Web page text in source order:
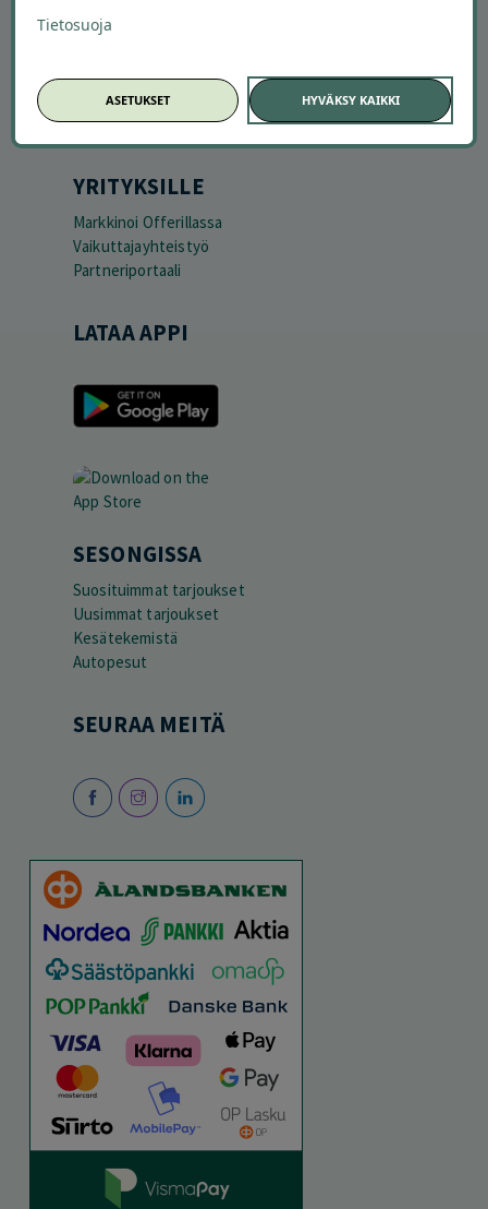
Tilaa uutiskirje
Offerilla mediassa
YRITYKSILLE
Markkinoi Offerillassa
Vaikuttajayhteistyö
Partneriportaali
LATAA APPI
SESONGISSA
Suosituimmat tarjoukset
Uusimmat tarjoukset
Kesätekemistä
Autopesut
SEURAA MEITÄ
Tietosuoja
ASETUKSET HYVÄKSY KAIKKI